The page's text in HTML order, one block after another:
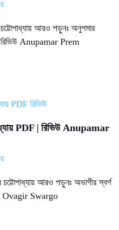
আরও পড়ুনঃ অনুপমার
| রিভিউ Anupamar Prem
PDF | রিভিউ Anupamar
আরও পড়ুনঃ অভাগীর স্বর্গ
Ovagir Swargo